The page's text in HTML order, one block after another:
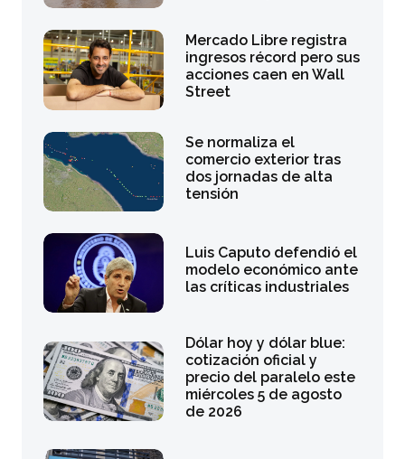
Mercado Libre registra
ingresos récord pero sus
acciones caen en Wall
Street
Se normaliza el
comercio exterior tras
dos jornadas de alta
tensión
Luis Caputo defendió el
modelo económico ante
las críticas industriales
Dólar hoy y dólar blue:
cotización oficial y
precio del paralelo este
miércoles 5 de agosto
de 2026